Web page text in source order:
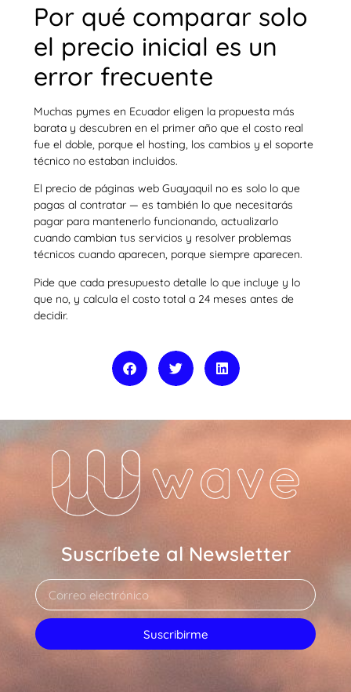
Por qué comparar solo
el precio inicial es un
error frecuente
Muchas pymes en Ecuador eligen la propuesta más
barata y descubren en el primer año que el costo real
fue el doble, porque el hosting, los cambios y el soporte
técnico no estaban incluidos.
El precio de páginas web Guayaquil no es solo lo que
pagas al contratar — es también lo que necesitarás
pagar para mantenerlo funcionando, actualizarlo
cuando cambian tus servicios y resolver problemas
técnicos cuando aparecen, porque siempre aparecen.
Pide que cada presupuesto detalle lo que incluye y lo
que no, y calcula el costo total a 24 meses antes de
decidir.
Suscríbete al Newsletter
Suscribirme